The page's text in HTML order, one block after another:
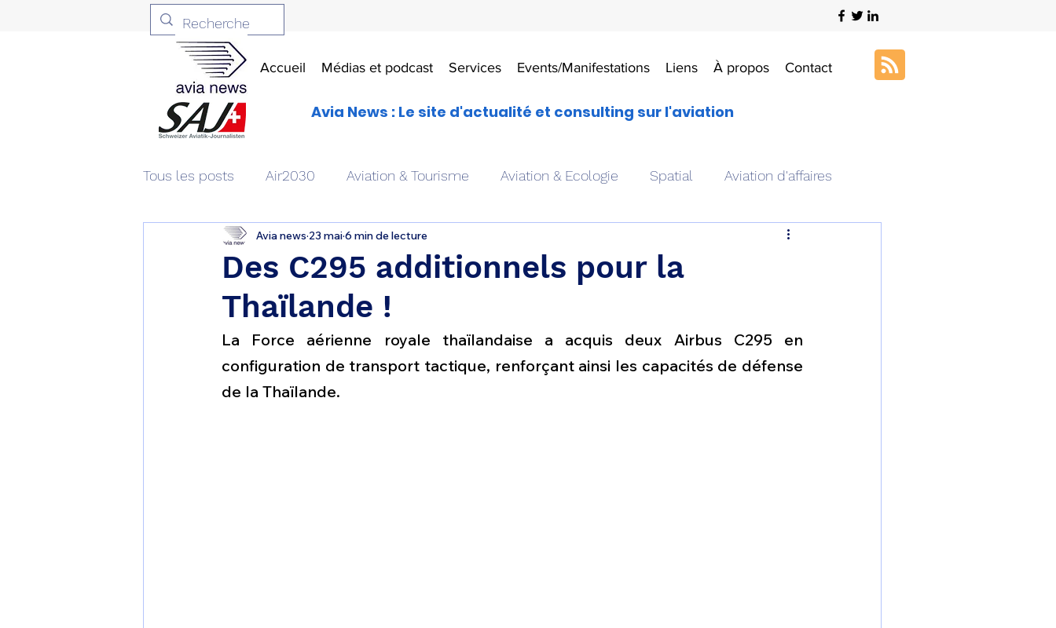
Accueil Médias et podcast Services Events/Manifestations Liens À propos Contact
Avia News : Le site d'actualité et consulting sur l'aviation
Tous les posts Air2030 Aviation & Tourisme Aviation & Ecologie Spatial Aviation d'affaires
Aviation & Défense Livres Drones aériens Art & Aviation
Patrimoine aéronautique Avionique & pilotage
1 er avril Motorisation Défense sol-air DSA Amphibie Drones Composante ESPACE
Des C295 additionnels pour la
Thaïlande !
Avia news 23 mai6 min de lecture
La Force aérienne royale thaïlandaise a acquis deux Airbus C295 en
configuration de transport tactique, renforçant ainsi les capacités de défense
de la Thaïlande.